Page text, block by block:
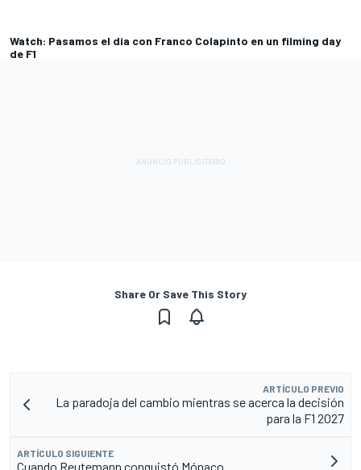
Watch: Pasamos el día con Franco Colapinto en un filming day
de F1
Share Or Save This Story
ARTÍCULO PREVIO
La paradoja del cambio mientras se acerca la decisión
para la F1 2027
ARTÍCULO SIGUIENTE
Cuando Reutemann conquistó Mónaco